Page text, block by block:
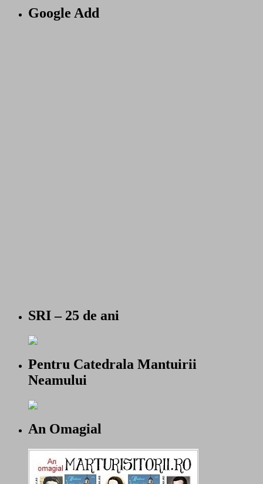
Google Add
SRI – 25 de ani
Pentru Catedrala Mantuirii
Neamului
An Omagial